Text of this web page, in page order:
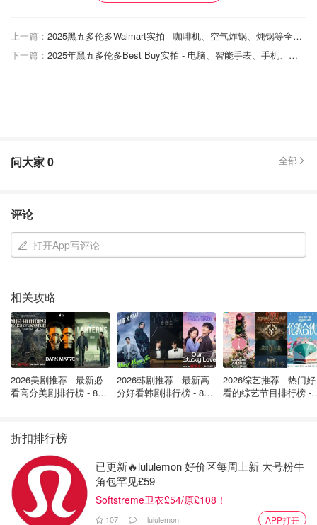
关注国家的绿卡进行全面复核”。官方未公布“关注国家”名
单，但 DHS 引用的是特朗普今年 6 月实施的旅行禁令，涵
特朗普还在最新帖文中以激烈措辞将社会治安、财政赤字等
媒体提问时，将所谓“第三世界国家”指向这19个受旅行禁令
影响的国家。
这场争议也与明尼苏达州的索马里裔社区被点名有关。特朗
在周三枪击案后，特朗普再次强调“国家安全的首要任务是
完全掌控进入美国的人”。目前，华盛顿自 8 月被宣布进入
“犯罪紧急状态”以来，已部署大量国民警卫队员。特朗普称
将再派遣500名警卫队成员入城。
然而，一名联邦法官上周已裁定国民警卫队部署应结束，但
来源：
theguardian
留学圈炸了！英国官宣，将向国际学
生每年加征925英镑，2028年生效！
上一篇：
2025黑五多伦多Walmart实拍 - 咖啡机、空气炸锅、炖锅等全场低价！必抢清单！
下一篇：
2025年黑五多伦多Best Buy实拍 - 电脑、智能手表、手机、家居清洁电器超低价！
问大家0 全部
评论
打开App写评论
相关攻略
2026美剧推荐 - 最新必
看高分美剧排行榜 - 8月
2026韩剧推荐 - 最新高
分好看韩剧排行榜 - 8月
2026综艺推荐 - 热门好
看的综艺节目排行榜 -
折扣排行榜
已更新🔥lululemon 好价区每周上新 大号粉牛
角包罕见£59
Softstreme卫衣£54/原£108！
107 lululemon APP打开